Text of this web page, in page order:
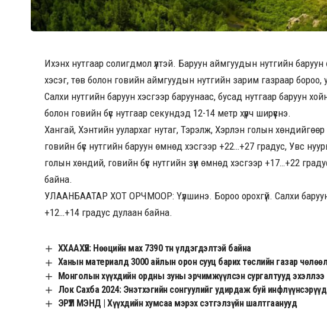
Ихэнх нутгаар солигдмол үүлтэй. Баруун аймгуудын нутгийн
хэсэг, төв болон говийн аймгуудын нутгийн зарим газраар бороо,
Салхи нутгийн баруун хэсгээр баруунаас, бусад нутгаар баруун
болон говийн бүс нутгаар секундэд 12-14 метр хүрч ширүүснэ.
Хангай, Хэнтийн уулархаг нутаг, Тэрэлж, Хэрлэн голын
говийн бүс нутгийн баруун өмнөд хэсгээр +22…+27 градус, Увс
голын хөндий, говийн бүс нутгийн зүүн өмнөд хэсгээр +17…+22
байна.
УЛААНБААТАР ХОТ ОРЧМООР: Үүлшинэ. Бороо орохгүй. Салхи
+12…+14 градус дулаан байна.
ХХААХҮЯ: Нөөцийн мах 7390 тн үлдэгдэлтэй байна
Ханын материалд 3000 айлын орон сууц барих төслийн газар
Монголын хүүхдийн ордны зуны эрчимжүүлсэн сургалтууд эхэллээ
Лок Сахба 2024: Энэтхэгийн сонгуулийг удирдаж буй инфлүүнсэрүүд
ЭРҮҮЛ МЭНД | Хүүхдийн хумсаа мэрэх сэтгэлзүйн шалтгаанууд